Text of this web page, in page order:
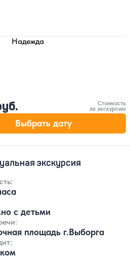
Надежда
Стоимость
за экскурсию
Выбрать дату
экскурсия
с детьми
площадь г.Выборга